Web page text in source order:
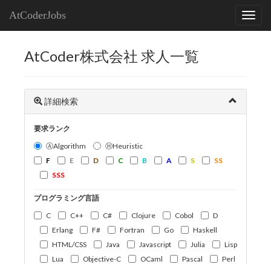
AtCoderJobs
AtCoder株式会社 求人一覧
詳細検索
要求ランク
ⒶAlgorithm
ⒽHeuristic
F
E D C B A S
SS
SSS
プログラミング言語
C
C++ C# Clojure Cobol
D
Erlang
F# Fortran Go
Haskell
HTML/CSS
Java Javascript Julia
Lisp
Lua
Objective-C OCaml Pascal
Perl